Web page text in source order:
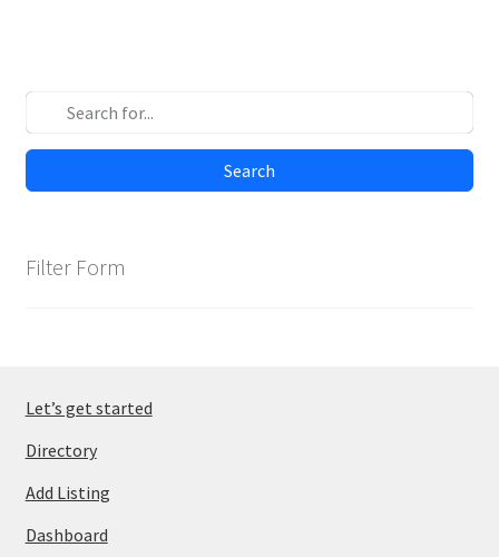
Search
Filter Form
Let’s get started
Directory
Add Listing
Dashboard